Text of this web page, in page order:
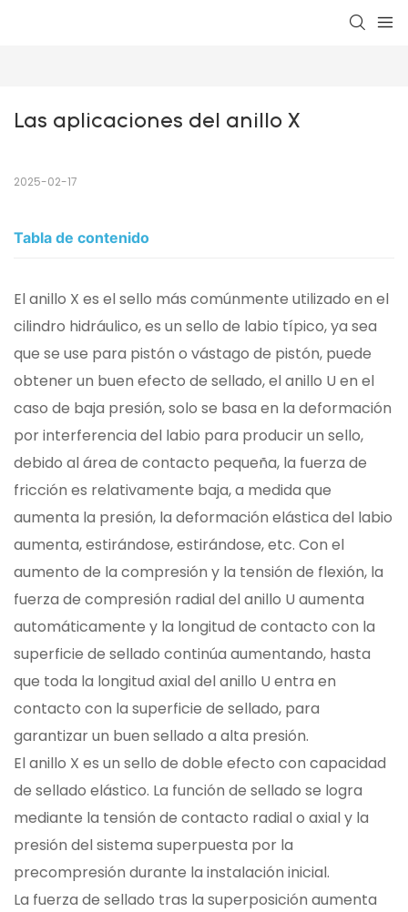
Las aplicaciones del anillo X
2025-02-17
Tabla de contenido
El anillo X es el sello más comúnmente utilizado en el
cilindro hidráulico, es un sello de labio típico, ya sea
que se use para pistón o vástago de pistón, puede
obtener un buen efecto de sellado, el anillo U en el
caso de baja presión, solo se basa en la deformación
por interferencia del labio para producir un sello,
debido al área de contacto pequeña, la fuerza de
fricción es relativamente baja, a medida que
aumenta la presión, la deformación elástica del labio
aumenta, estirándose, estirándose, etc. Con el
aumento de la compresión y la tensión de flexión, la
fuerza de compresión radial del anillo U aumenta
automáticamente y la longitud de contacto con la
superficie de sellado continúa aumentando, hasta
que toda la longitud axial del anillo U entra en
contacto con la superficie de sellado, para
garantizar un buen sellado a alta presión.
El anillo X es un sello de doble efecto con capacidad
de sellado elástico. La función de sellado se logra
mediante la tensión de contacto radial o axial y la
presión del sistema superpuesta por la
precompresión durante la instalación inicial.
La fuerza de sellado tras la superposición aumenta